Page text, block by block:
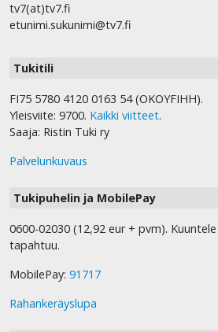
tv7(at)tv7.fi
etunimi.sukunimi@tv7.fi
Tukitili
FI75 5780 4120 0163 54 (OKOYFIHH).
Yleisviite: 9700. Kaikki viitteet.
Saaja: Ristin Tuki ry
Palvelunkuvaus
Tukipuhelin ja MobilePay
0600-02030 (12,92 eur + pvm).
tapahtuu.
MobilePay: 91717
Rahankeräyslupa